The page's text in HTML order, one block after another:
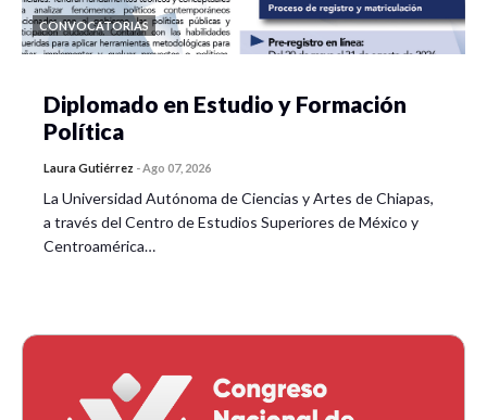
CONVOCATORIAS
Diplomado en Estudio y Formación
Política
Laura Gutiérrez -Ago 07, 2026
La Universidad Autónoma de Ciencias y Artes de Chiapas,
a través del Centro de Estudios Superiores de México y
Centroamérica…